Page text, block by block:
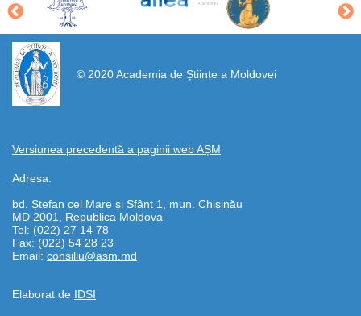
© 2020 Academia de Științe a Moldovei
Versiunea precedentă a paginii web AȘM
Adresa:
bd. Ștefan cel Mare și Sfânt 1, mun. Chișinău
MD 2001, Republica Moldova
Tel: (022) 27 14 78
Fax: (022) 54 28 23
Email: consiliu@asm.md
Elaborat de IDSI
https://propletenie.ru/